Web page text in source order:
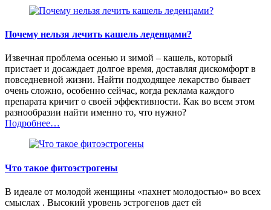
Почему нельзя лечить кашель леденцами?
Извечная проблема осенью и зимой – кашель, который
пристает и досаждает долгое время, доставляя дискомфорт в
повседневной жизни. Найти подходящее лекарство бывает
очень сложно, особенно сейчас, когда реклама каждого
препарата кричит о своей эффективности. Как во всем этом
разнообразии найти именно то, что нужно?
Подробнее…
Что такое фитоэстрогены
В идеале от молодой женщины «пахнет молодостью» во всех
смыслах . Высокий уровень эстрогенов дает ей